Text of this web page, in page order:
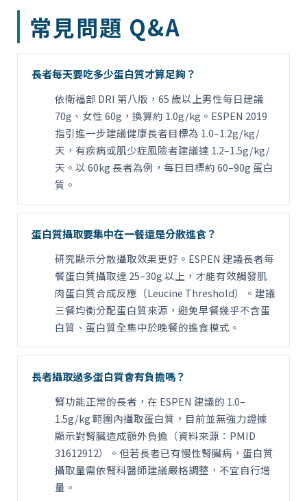
常見問題 Q&A
長者每天要吃多少蛋白質才算足夠？
依衛福部 DRI 第八版，65 歲以上男性每日建議
70g、女性 60g，換算約 1.0g/kg。ESPEN 2019
指引進一步建議健康長者目標為 1.0–1.2g/kg/
天，有疾病或肌少症風險者建議達 1.2–1.5g/kg/
天。以 60kg 長者為例，每日目標約 60–90g 蛋白
質。
蛋白質攝取要集中在一餐還是分散進食？
研究顯示分散攝取效果更好。ESPEN 建議長者每
餐蛋白質攝取達 25–30g 以上，才能有效觸發肌
肉蛋白質合成反應（Leucine Threshold）。建議
三餐均衡分配蛋白質來源，避免早餐幾乎不含蛋
白質、蛋白質全集中於晚餐的進食模式。
長者攝取過多蛋白質會有負擔嗎？
腎功能正常的長者，在 ESPEN 建議的 1.0–
1.5g/kg 範圍內攝取蛋白質，目前並無強力證據
顯示對腎臟造成額外負擔（資料來源：PMID
31612912）。但若長者已有慢性腎臟病，蛋白質
攝取量需依腎科醫師建議嚴格調整，不宜自行增
量。